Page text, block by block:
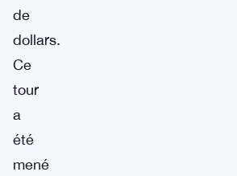
de
dollars.
Ce
tour
a
été
mené